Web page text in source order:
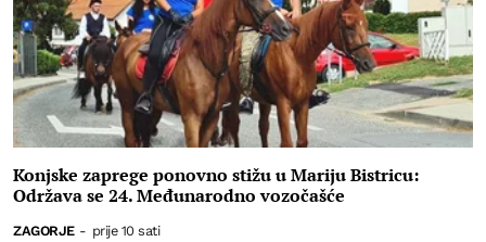
Konjske zaprege ponovno stižu u Mariju Bistricu:
Održava se 24. Međunarodno vozočašće
ZAGORJE - prije 10 sati